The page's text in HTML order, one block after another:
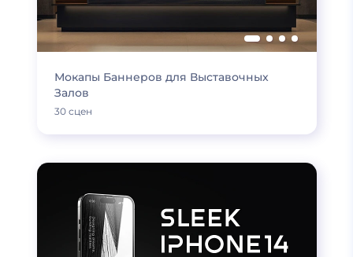
Мокапы Баннеров для Выставочных
Залов
30 сцен